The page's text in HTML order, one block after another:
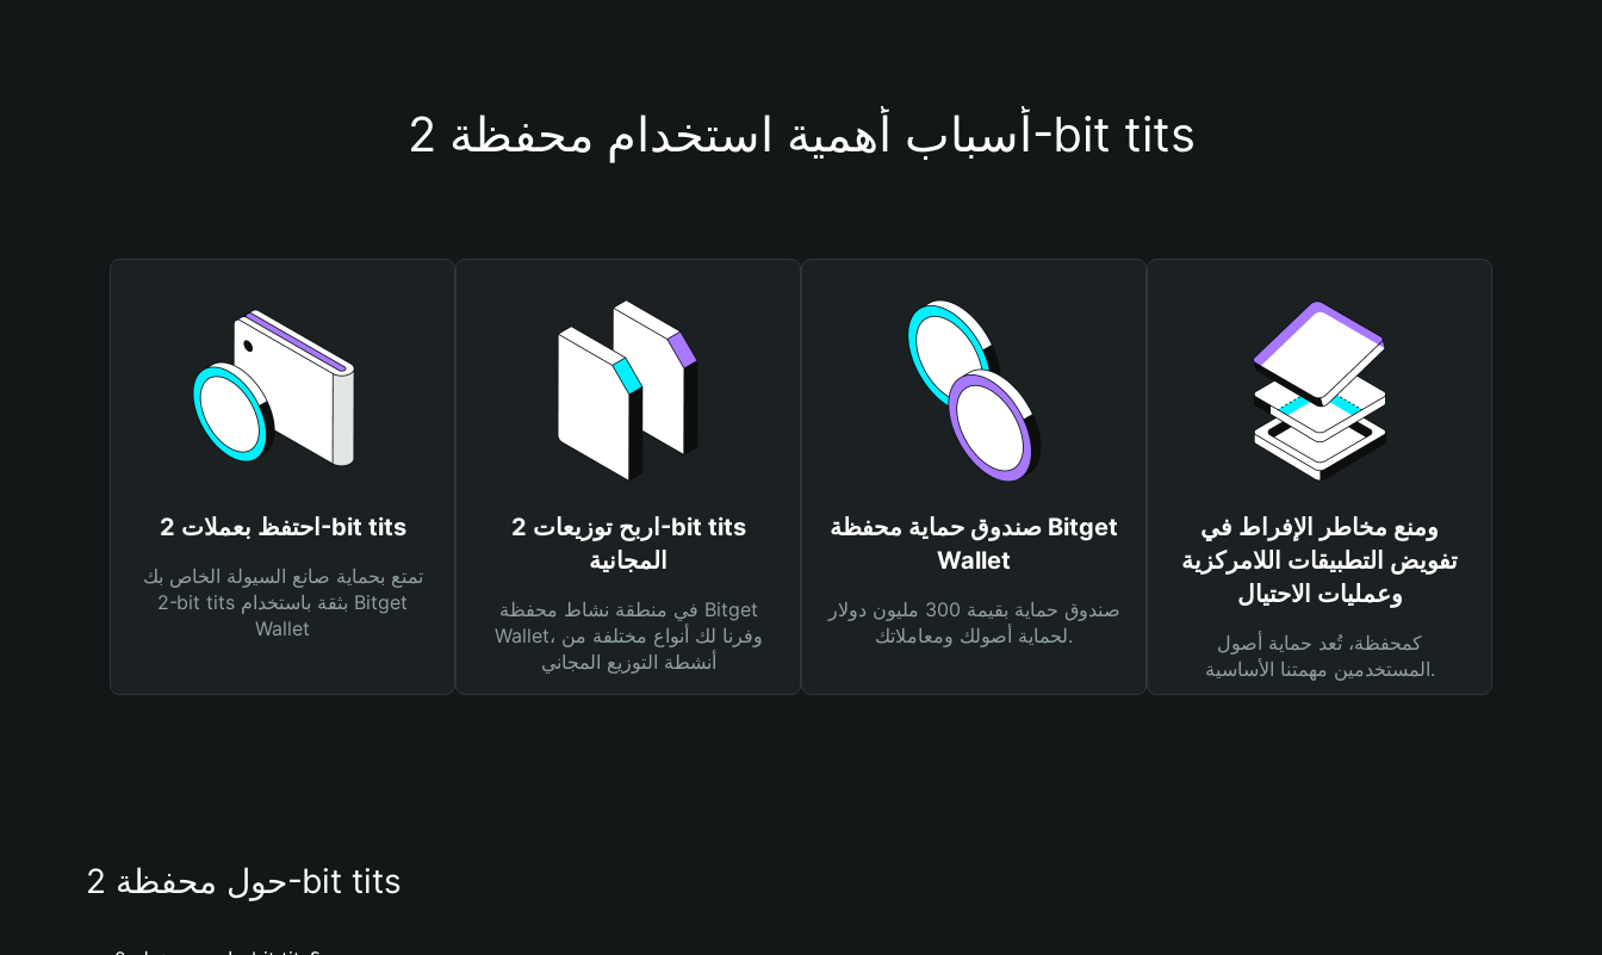
أسباب أهمية استخدام محفظة 2-bit tits
احتفظ بعملات 2-bit tits
تمتع بحماية صانع السيولة الخاص بك
2-bit tits بثقة باستخدام Bitget
Wallet
اربح توزيعات 2-bit tits
المجانية
في منطقة نشاط محفظة Bitget
Wallet، وفرنا لك أنواع مختلفة من
أنشطة التوزيع المجاني
صندوق حماية محفظة Bitget
Wallet
صندوق حماية بقيمة 300 مليون دولار
لحماية أصولك ومعاملاتك.
ومنع مخاطر الإفراط في
تفويض التطبيقات اللامركزية
وعمليات الاحتيال
كمحفظة، تُعد حماية أصول
المستخدمين مهمتنا الأساسية.
حول محفظة 2-bit tits